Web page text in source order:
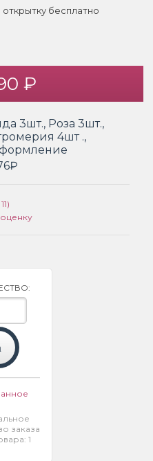
бесплатно
₽
3шт., Роза 3шт.,
4шт .,
оценку
заказа
1